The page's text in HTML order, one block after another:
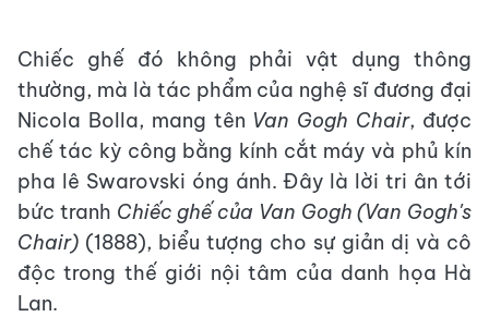
Chiếc ghế đó không phải vật dụng thông
thường, mà là tác phẩm của nghệ sĩ đương đại
Nicola Bolla, mang tên Van Gogh Chair, được
chế tác kỳ công bằng kính cắt máy và phủ kín
pha lê Swarovski óng ánh. Đây là lời tri ân tới
bức tranh Chiếc ghế của Van Gogh (Van Gogh's
Chair) (1888), biểu tượng cho sự giản dị và cô
độc trong thế giới nội tâm của danh họa Hà
Lan.